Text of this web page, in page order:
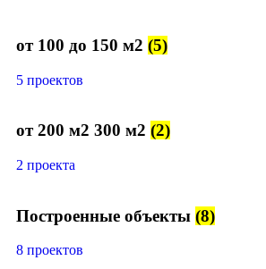
от 100 до 150 м2 (5)
5 проектов
от 200 м2 300 м2 (2)
2 проекта
Построенные объекты (8)
8 проектов